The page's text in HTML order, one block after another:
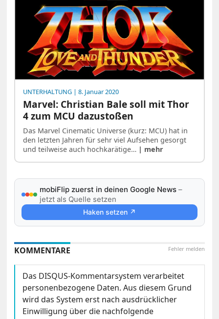
UNTERHALTUNG | 8. Januar 2020
Marvel: Christian Bale soll mit Thor
4 zum MCU dazustoßen
Das Marvel Cinematic Universe (kurz: MCU) hat in
den letzten Jahren für sehr viel Aufsehen gesorgt
und teilweise auch hochkarätige… | mehr
mobiFlip zuerst in deinen Google News –
jetzt als Quelle setzen
Haken setzen ↗
Fehler melden
KOMMENTARE
Das DISQUS-Kommentarsystem verarbeitet
personenbezogene Daten. Aus diesem Grund
wird das System erst nach ausdrücklicher
Einwilligung über die nachfolgende